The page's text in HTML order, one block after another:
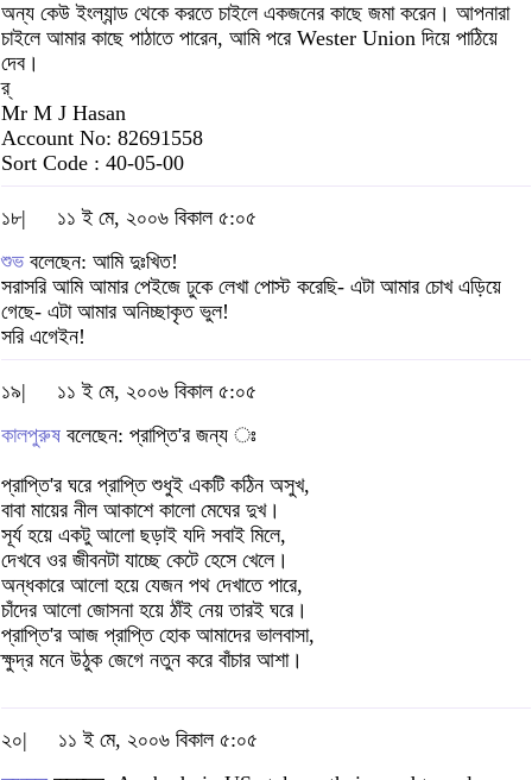
অন্য কেউ ইংল্যান্ড থেকে করতে চাইলে একজনের কাছে জমা করেন। আপনারা
চাইলে আমার কাছে পাঠাতে পারেন, আমি পরে Wester Union দিয়ে পাঠিয়ে
দেব।
র্
Mr M J Hasan
Account No: 82691558
Sort Code : 40-05-00
১৮|
১১ ই মে, ২০০৬ বিকাল ৫:০৫
শুভ বলেছেন: আমি দুঃখিত!
সরাসরি আমি আমার পেইজে ঢুকে লেখা পোস্ট করেছি- এটা আমার চোখ এড়িয়ে
গেছে- এটা আমার অনিচ্ছাকৃত ভুল!
সরি এগেইন!
১৯|
১১ ই মে, ২০০৬ বিকাল ৫:০৫
কালপুরুষ বলেছেন: প্রাপ্তি'র জন্য ঃ
প্রাপ্তি'র ঘরে প্রাপ্তি শুধুই একটি কঠিন অসুখ,
বাবা মায়ের নীল আকাশে কালো মেঘের দুখ।
সূর্য হয়ে একটু আলো ছড়াই যদি সবাই মিলে,
দেখবে ওর জীবনটা যাচ্ছে কেটে হেসে খেলে।
অন্ধকারে আলো হয়ে যেজন পথ দেখাতে পারে,
চাঁদের আলো জোসনা হয়ে ঠাঁই নেয় তারই ঘরে।
প্রাপ্তি'র আজ প্রাপ্তি হোক আমাদের ভালবাসা,
ক্ষুদ্র মনে উঠুক জেগে নতুন করে বাঁচার আশা।
২০|
১১ ই মে, ২০০৬ বিকাল ৫:০৫